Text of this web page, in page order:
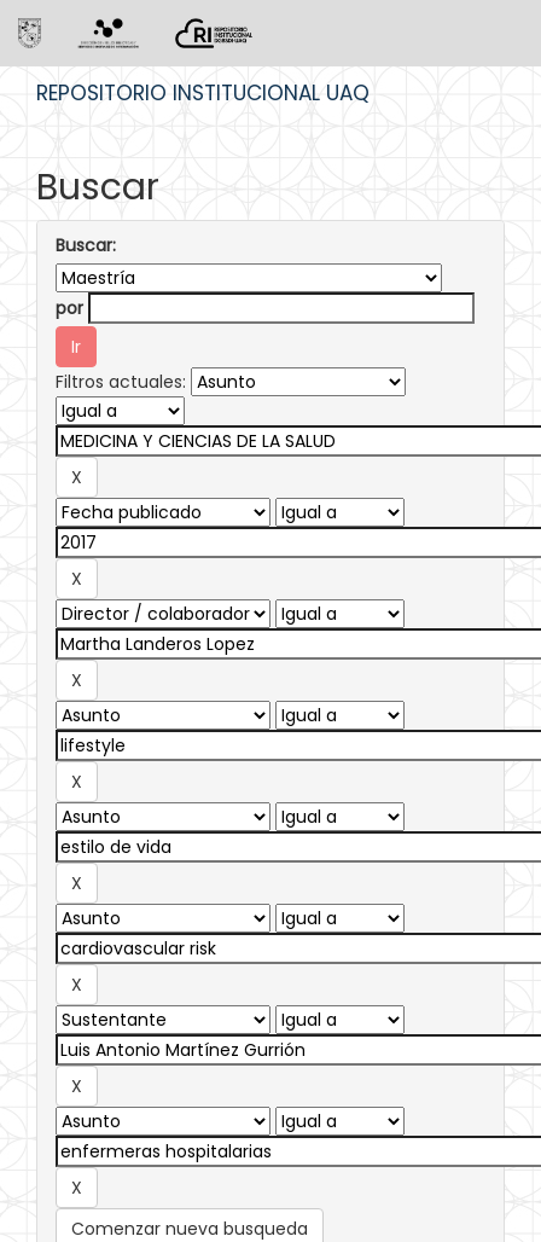
REPOSITORIO INSTITUCIONAL UAQ
Buscar
Buscar:
por
Filtros actuales:
Comenzar nueva busqueda